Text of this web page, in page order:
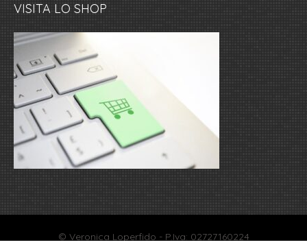
VISITA LO SHOP
© Veronica Loperfido - P.Iva: 02727160224